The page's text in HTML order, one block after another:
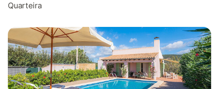
Quarteira